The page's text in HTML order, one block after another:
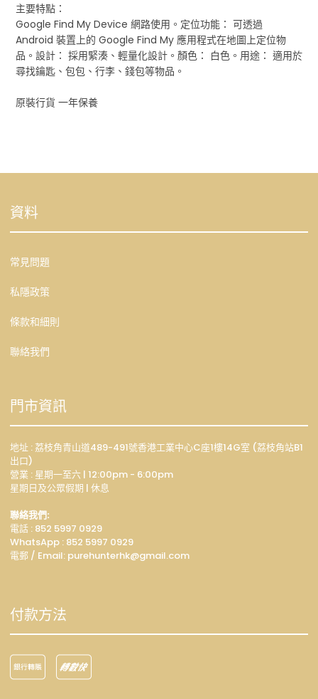
主要特點：
Google Find My Device 網路使用。定位功能： 可透過
Android 裝置上的 Google Find My 應用程式在地圖上定位物
品。設計： 採用緊湊、輕量化設計。顏色： 白色。用途： 適用於
尋找鑰匙、包包、行李、錢包等物品。
原裝行貨 一年保養
資料
常見問題
私隱政策
條款和細則
聯絡我們
門市資訊
地址 : 荔枝角青山道489-491號香港工業中心C座1樓14G室 (荔枝角站B1
出口)
營業 : 星期一至六 | 12:00pm - 6:00pm
星期日及公眾假期 | 休息
聯絡我們:
電話 : 852 5997 0929
WhatsApp : 852 5997 0929
電郵 / Email: purehunterhk@gmail.com
付款方法